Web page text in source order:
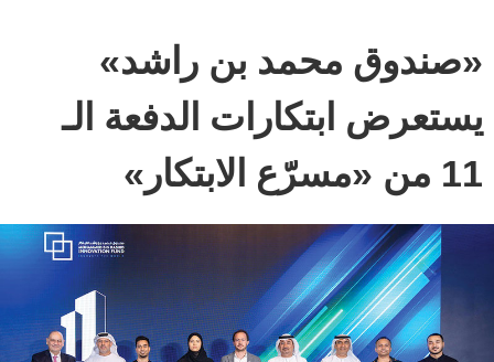
«صندوق محمد بن راشد»
يستعرض ابتكارات الدفعة الـ
11 من «مسرّع الابتكار»